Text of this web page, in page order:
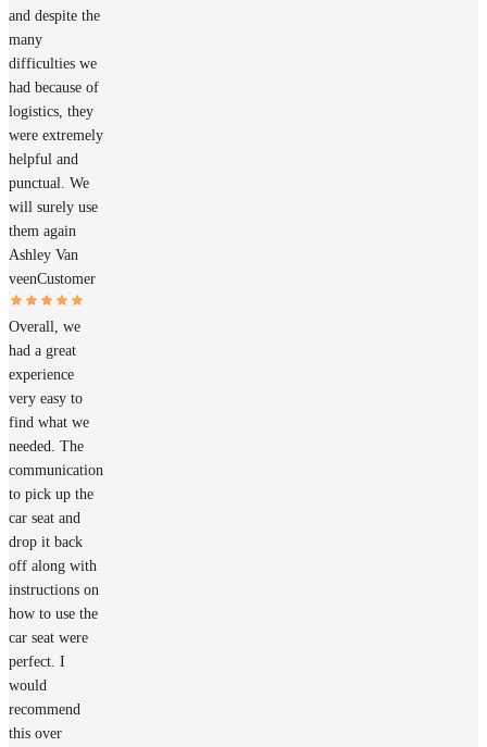
and despite the
many
difficulties we
had because of
logistics, they
were extremely
helpful and
punctual. We
will surely use
them again
Ashley Van
veenCustomer
Overall, we
had a great
experience
very easy to
find what we
needed. The
communication
to pick up the
car seat and
drop it back
off along with
instructions on
how to use the
car seat were
perfect. I
would
recommend
this over